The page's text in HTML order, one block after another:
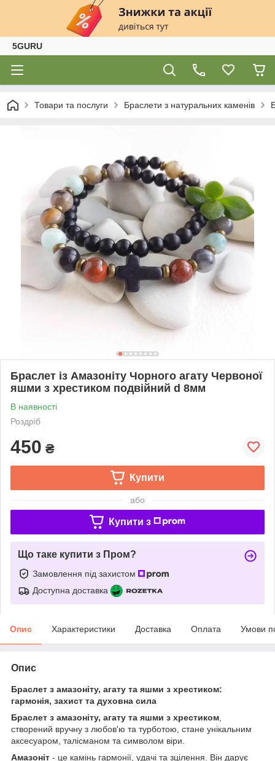
5GURU
Товари та послуги Браслети з натуральних каменів
Браслет із Амазоніту Чорного агату Червоної
яшми з хрестиком подвійний d 8мм
В наявності
Роздріб
450 ₴
Купити
або
Купити з
Що таке купити з Пром?
Замовлення під захистом
Доступна доставка
Опис Характеристики Доставка Оплата Умови
Опис
Браслет з амазоніту, агату та яшми з хрестиком:
гармонія, захист та духовна сила
Браслет з амазоніту, агату та яшми з хрестиком
створений вручну з любов'ю та турботою, стане унікальним
аксесуаром, талісманом та символом віри.
Амазоніт - це камінь гармонії, удачі та зцілення. Він дарує